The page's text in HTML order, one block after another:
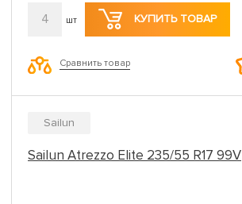
4 шт КУПИТЬ ТОВАР
Сравнить товар
Sailun
Sailun Atrezzo Elite 235/55 R17 99V